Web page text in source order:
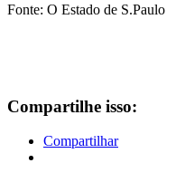
Fonte: O Estado de S.Paulo
Compartilhe isso:
Compartilhar